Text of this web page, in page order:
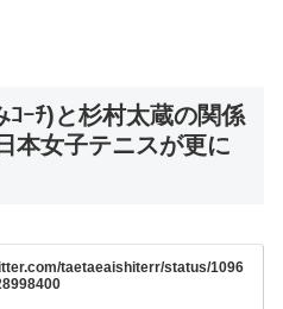
ｰﾁ)と杉村太蔵の関係
本女子テニスが更に
taetaeaishiterr/status/1096